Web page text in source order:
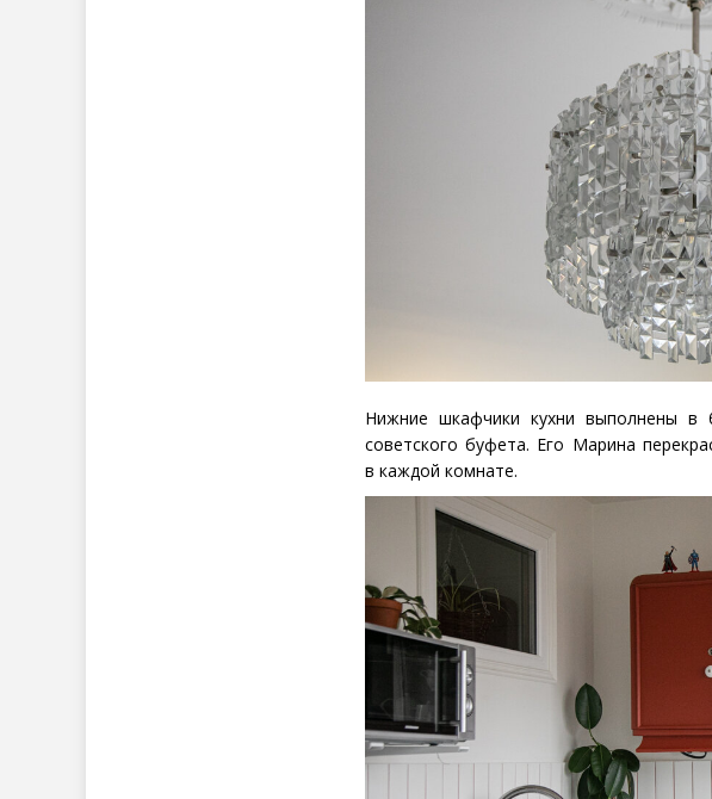
Нижние шкафчики кухни выполнены в
советского буфета. Его Марина
в каждой комнате.